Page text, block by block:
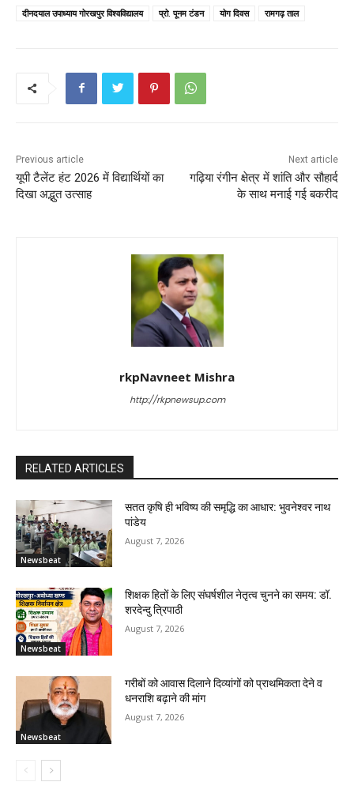
e er l ts
p
p
e e
दीनदयाल उपाध्याय गोरखपुर विश्वविद्यालय
प्रो. पूनम टंडन योग दिवस रामगढ़ ताल
Previous article
यूपी टैलेंट हंट 2026 में विद्यार्थियों का
दिखा अद्भुत उत्साह
Next article
गढ़िया रंगीन क्षेत्र में शांति और सौहार्द
के साथ मनाई गई बकरीद
rkpNavneet Mishra
http://rkpnewsup.com
RELATED ARTICLES
Newsbeat
सतत कृषि ही भविष्य की समृद्धि का आधार: भुवनेश्वर नाथ
पांडेय
August 7, 2026
Newsbeat
शिक्षक हितों के लिए संघर्षशील नेतृत्व चुनने का समय: डॉ.
शरदेन्दु त्रिपाठी
August 7, 2026
Newsbeat
गरीबों को आवास दिलाने दिव्यांगों को प्राथमिकता देने व
धनराशि बढ़ाने की मांग
August 7, 2026